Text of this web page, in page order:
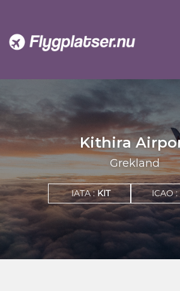
Kithira
Grekland
IATA :KIT ICAO :